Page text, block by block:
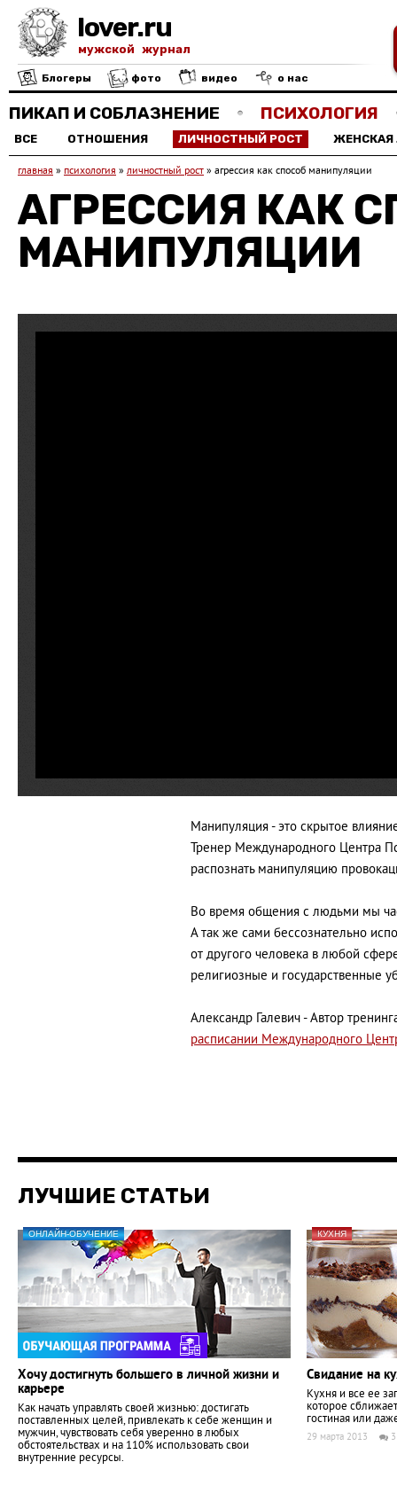
lover.ru
мужской журнал
Блогеры фото видео о нас
ПИКАП И СОБЛАЗНЕНИЕ ПСИХОЛОГИЯ
ВСЕ ОТНОШЕНИЯ ЛИЧНОСТНЫЙ РОСТ ЖЕНСКАЯ
главная » психология » личностный рост » агрессия как способ манипуляции
АГРЕССИЯ КАК
МАНИПУЛЯЦИИ
Манипуляция - это скрытое
Тренер Международного Центра
распознать манипуляцию
Во время общения с людьми мы
А так же сами бессознательно
от другого человека в любой
религиозные и государственные
Александр Галевич - Автор
расписании Международного
ЛУЧШИЕ СТАТЬИ
ОНЛАЙН-ОБУЧЕНИЕ
Хочу достигнуть большего в личной жизни и
карьере
Как начать управлять своей жизнью: достигать
поставленных целей, привлекать к себе женщин и
мужчин, чувствовать себя уверенно в любых
обстоятельствах и на 110% использовать свои
внутренние ресурсы.
КУХНЯ
Свидание на
Кухня и все ее
которое
гостиная или
29 марта 2013 3